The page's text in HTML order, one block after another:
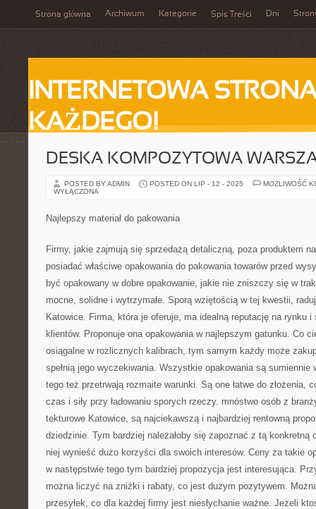
Strona główna Archiwum Kategorie Spis Treści Dni
INTERNETOWA
KAŻDEGO!
DESKA KOMPOZYTOWA
POSTED BY ADMIN POSTED ON LIP - 12 - 2025
MOŻLIWOŚĆ
WYŁĄCZONA
Najlepszy materiał do pakowania
Firmy, jakie zajmują się sprzedażą detaliczną, poza produktem
posiadać właściwe opakowania do pakowania towarów przed
być opakowany w dobre opakowanie, jakie nie zniszczy się w
mocne, solidne i wytrzymałe. Sporą wziętością w tej kwestii,
Katowice. Firma, która je oferuje, ma idealną reputację na rynku
klientów. Proponuje ona opakowania w najlepszym gatunku. Co
osiągalne w rozlicznych kalibrach, tym samym każdy może
spełnią jego wyczekiwania. Wszystkie opakowania są sumiennie
tego też przetrwają rozmaite warunki. Są one łatwe do złożenia,
czas i siły przy ładowaniu sporych rzeczy. mnóstwo osób z
tekturowe Katowice, są najciekawszą i najbardziej rentowną
dziedzinie. Tym bardziej należałoby się zapoznać z tą konkretną
niej wynieść dużo korzyści dla swoich interesów. Ceny za takie
w następstwie tego tym bardziej propozycja jest interesująca.
można liczyć na zniżki i rabaty, co jest dużym pozytywem.
przesyłek, co dla każdej firmy jest niesłychanie ważne. Jeżeli